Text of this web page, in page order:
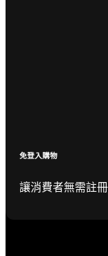
免登入購物
讓消費者無需註